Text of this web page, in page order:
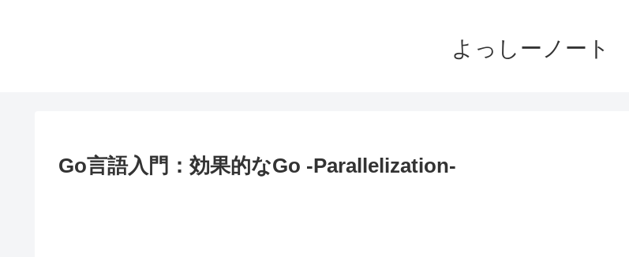
よっしーノート
Go言語入門：効果的なGo -Parallelization-